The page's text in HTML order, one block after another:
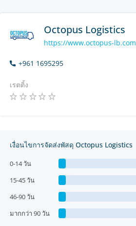
Octopus Logistics
https://www.octopus-lb.com
+961 1695295
เรตติ้ง
เงื่อนไขการจัดส่งพัสดุ Octopus Logistics
0-14 วัน
15-45 วัน
46-90 วัน
มากกว่า 90 วัน